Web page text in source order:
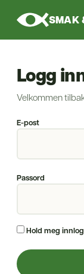
SMAK
Logg
Velkommen
E-post
Passord
Hold meg